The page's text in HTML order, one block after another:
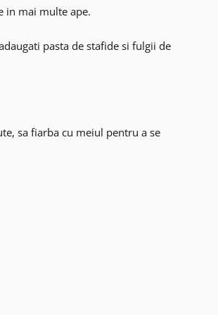
in mai multe ape.
pasta de stafide si fulgii de
sa fiarba cu meiul pentru a se